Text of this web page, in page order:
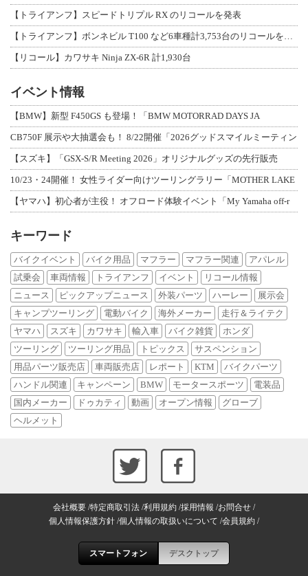
【トライアンフ】スピードトリプル RX のリコールを発表
【トライアンフ】ボンネビル T100 など6車種計3,753台のリコールを発表
【リコール】カワサキ Ninja ZX-6R 計1,930台
イベント情報
【BMW】新型 F450GS も登場！「BMW MOTORRAD DAYS JA
CB750F 展示や大抽選会も！ 8/22開催「2026グッドスマイルミーティン
【スズキ】「GSX-S/R Meeting 2026」オリジナルグッズの先行販売
10/23・24開催！ 女性ライダー向けツーリングラリー「MOTHER LAKE
【ヤマハ】初心者が主役！ オフロード体験イベント「My Yamaha off-r
キーワード
バイクイベント バイク用品 マフラー マフラー関連
アパレル
試乗会
車両情報 トライアンフ イベント
リコール情報
ニュース
ピックアップニュース 外装パーツ ハーレー
展示会
キャンプツーリング
電動バイク 海外メーカー
走行＆ライテク
ヤマハ
スズキ カワサキ 輸入車 バイク雑貨
ホンダ
ツーリング
ツーリング用品 トピックス
サスペンション
用品パーツ販売店
車両販売店 レポート KTM
バイクパーツ
ハンドル関連
キャンペーン BMW モータースポーツ
電装品
国内メーカー
ドゥカティ 動画 オープン情報
グローブ
ヘルメット
会社概要 特定商取引法 利用規約 採用情報 お問合せ
個人情報保護方針 個人情報の取扱いについて 会員規約
スマートフォン デスクトップ